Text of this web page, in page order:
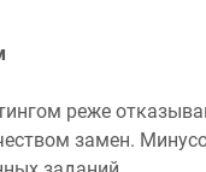
реже
замен.